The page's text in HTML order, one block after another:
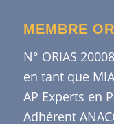
MEMBRE
N° ORIAS
en tant que
AP Experts en
Adhérent